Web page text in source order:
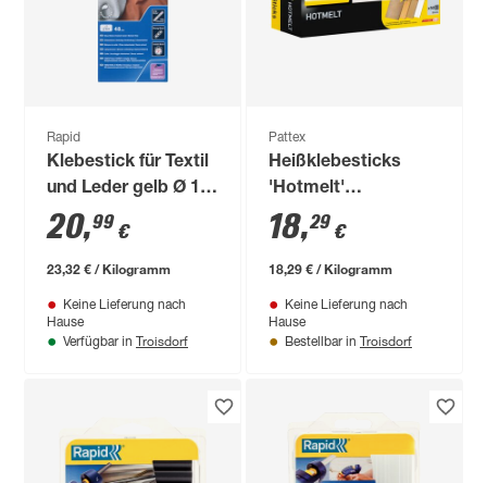
Rapid
Klebestick für Textil
und Leder gelb Ø 12
x 190 mm 48 Stück
20,99 €
23,32 € / Kilogramm
Keine Lieferung nach
Hause
Verfügbar in Troisdorf
Pattex
Heißklebesticks
'Hotmelt'
transparent 50 Stück
18,29 €
18,29 € / Kilogramm
Keine Lieferung nach
Hause
Bestellbar in Troisdorf